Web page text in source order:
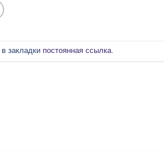
закладки постоянная ссылка.